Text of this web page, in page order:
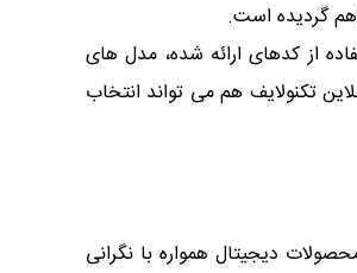
گردیده است.
از کدهای ارائه شده، مدل های
تکنولایف هم می تواند انتخاب
دیجیتال همواره با نگرانی